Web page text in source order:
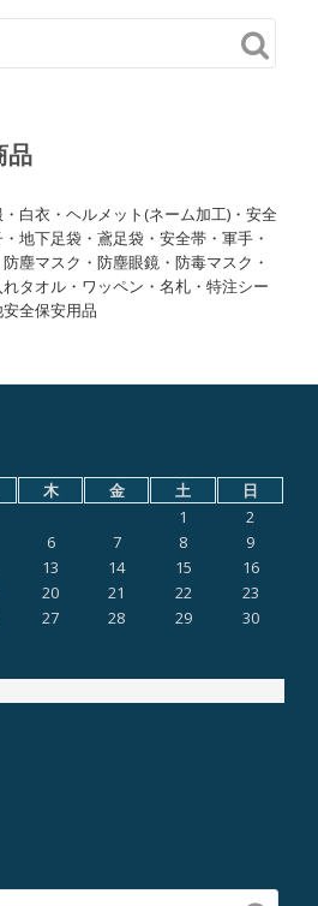
品
白衣・ヘルメット(ネーム加工)・安全
地下足袋・鳶足袋・安全帯・軍手・
塵マスク・防塵眼鏡・防毒マスク・
タオル・ワッペン・名札・特注シー
全保安用品
木 金 土
日
1
2
6 7 8
9
13 14 15
16
20 21 22
23
27 28 29
30